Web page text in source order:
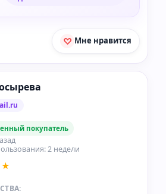
Мне нравится
покупатель
2 недели